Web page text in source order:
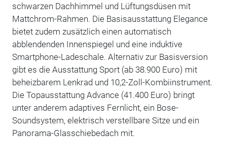
schwarzen Dachhimmel und Lüftungsdüsen mit
Mattchrom-Rahmen. Die Basisausstattung Elegance
bietet zudem zusätzlich einen automatisch
abblendenden Innenspiegel und eine induktive
Smartphone-Ladeschale. Alternativ zur Basisversion
gibt es die Ausstattung Sport (ab 38.900 Euro) mit
beheizbarem Lenkrad und 10,2-Zoll-Kombiinstrument.
Die Topausstattung Advance (41.400 Euro) bringt
unter anderem adaptives Fernlicht, ein Bose-
Soundsystem, elektrisch verstellbare Sitze und ein
Panorama-Glasschiebedach mit.